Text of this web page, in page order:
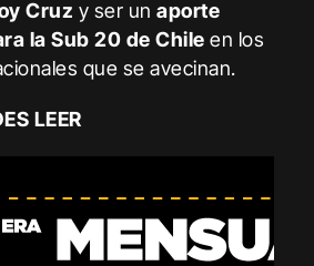
Cruz y ser unaporte
la Sub 20 de Chile en los
que se avecinan.
LEER